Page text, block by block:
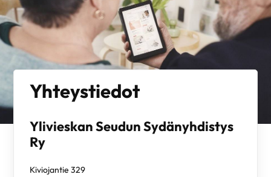
Yhteystiedot
Ylivieskan Seudun Sydänyhdistys
Ry
Kiviojantie 329